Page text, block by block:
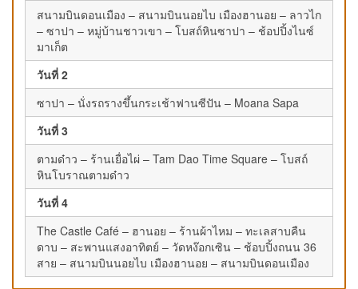
สนามบินดอนเมือง – สนามบินนอยไบ เมืองฮานอย – ลาวไก
– ซาปา – หมู่บ้านชาวเขา – โบสถ์หินซาปา – ช้อปปิ้งไนซ์
มาเก็ต
วันที่ 2
ซาปา – นั่งรถรางขึ้นกระเช้าฟานซีปัน – Moana Sapa
วันที่ 3
ตามด๋าว – ร้านเยื่อไผ่ – Tam Dao Time Square – โบสถ์
หินโบราณตามด๋าว
วันที่ 4
The Castle Café – ฮานอย – ร้านผ้าไหม – ทะเลสาบคืน
ดาบ – สะพานแสงอาทิตย์ – วัดหง๊อกเซิน – ช้อบปิ้งถนน 36
สาย – สนามบินนอยไบ เมืองฮานอย – สนามบินดอนเมือง